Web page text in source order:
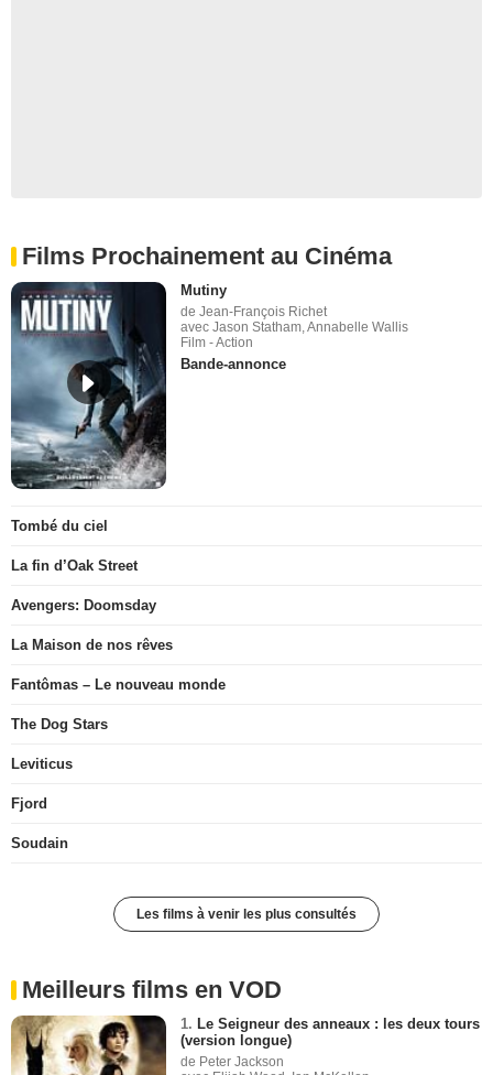
Films Prochainement au Cinéma
Mutiny
de Jean-François Richet
avec Jason Statham, Annabelle Wallis
Film - Action
Bande-annonce
Tombé du ciel
La fin d’Oak Street
Avengers: Doomsday
La Maison de nos rêves
Fantômas – Le nouveau monde
The Dog Stars
Leviticus
Fjord
Soudain
Les films à venir les plus consultés
Meilleurs films en VOD
1. Le Seigneur des anneaux : les deux tours
(version longue)
de Peter Jackson